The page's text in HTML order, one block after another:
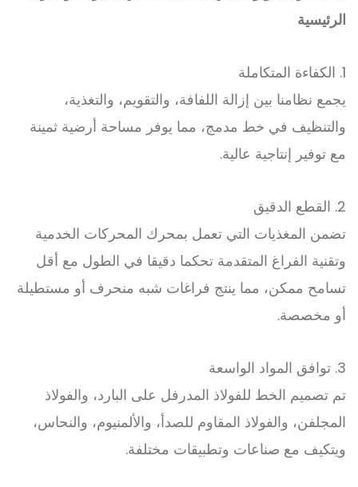
الرئيسية
1. الكفاءة المتكاملة
يجمع نظامنا بين إزالة اللفافة، والتقويم، والتغذية،
والتنظيف في خط مدمج، مما يوفر مساحة أرضية ثمينة
مع توفير إنتاجية عالية.
2. القطع الدقيق
تضمن المغذيات التي تعمل بمحرك المحركات الخدمية
وتقنية الفراغ المتقدمة تحكما دقيقا في الطول مع أقل
تسامح ممكن، مما ينتج فراغات شبه منحرف أو مستطيلة
أو مخصصة.
3. توافق المواد الواسعة
تم تصميم الخط للفولاذ المدرفل على البارد، والفولاذ
المجلفن، والفولاذ المقاوم للصدأ، والألمنيوم، والنحاس،
ويتكيف مع صناعات وتطبيقات مختلفة.